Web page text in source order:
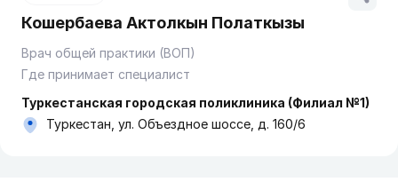
Кошербаева Актолкын Полаткызы
Врач общей практики (ВОП)
Где принимает специалист
Туркестанская городская поликлиника (Филиал №1)
Туркестан, ул. Объездное шоссе, д. 160/6